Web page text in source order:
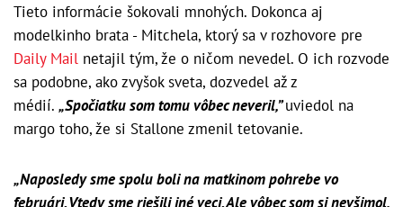
Tieto informácie šokovali mnohých. Dokonca aj
modelkinho brata - Mitchela, ktorý sa v rozhovore pre
Daily Mail netajil tým, že o ničom nevedel. O ich rozvode
sa podobne, ako zvyšok sveta, dozvedel až z
médií. „Spočiatku som tomu vôbec neveril,”uviedol na
margo toho, že si Stallone zmenil tetovanie.
„Naposledy sme spolu boli na matkinom pohrebe vo
februári. Vtedy sme riešili iné veci. Ale vôbec som si nevšimol,